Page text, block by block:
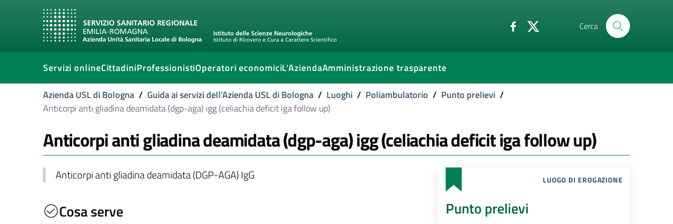
Cerca
Servizi onlineCittadiniProfessionistiOperatori economiciL'AziendaAmministrazione trasparente
Azienda USL di Bologna / Guida ai servizi dell'Azienda USL di Bologna / Luoghi / Poliambulatorio / Punto prelievi /
Anticorpi anti gliadina deamidata (dgp-aga) igg (celiachia deficit iga follow up)
Anticorpi anti gliadina deamidata (dgp-aga) igg (celiachia deficit iga follow up)
Anticorpi anti gliadina deamidata (DGP-AGA) IgG
Cosa serve
LUOGO DI EROGAZIONE
Punto prelievi